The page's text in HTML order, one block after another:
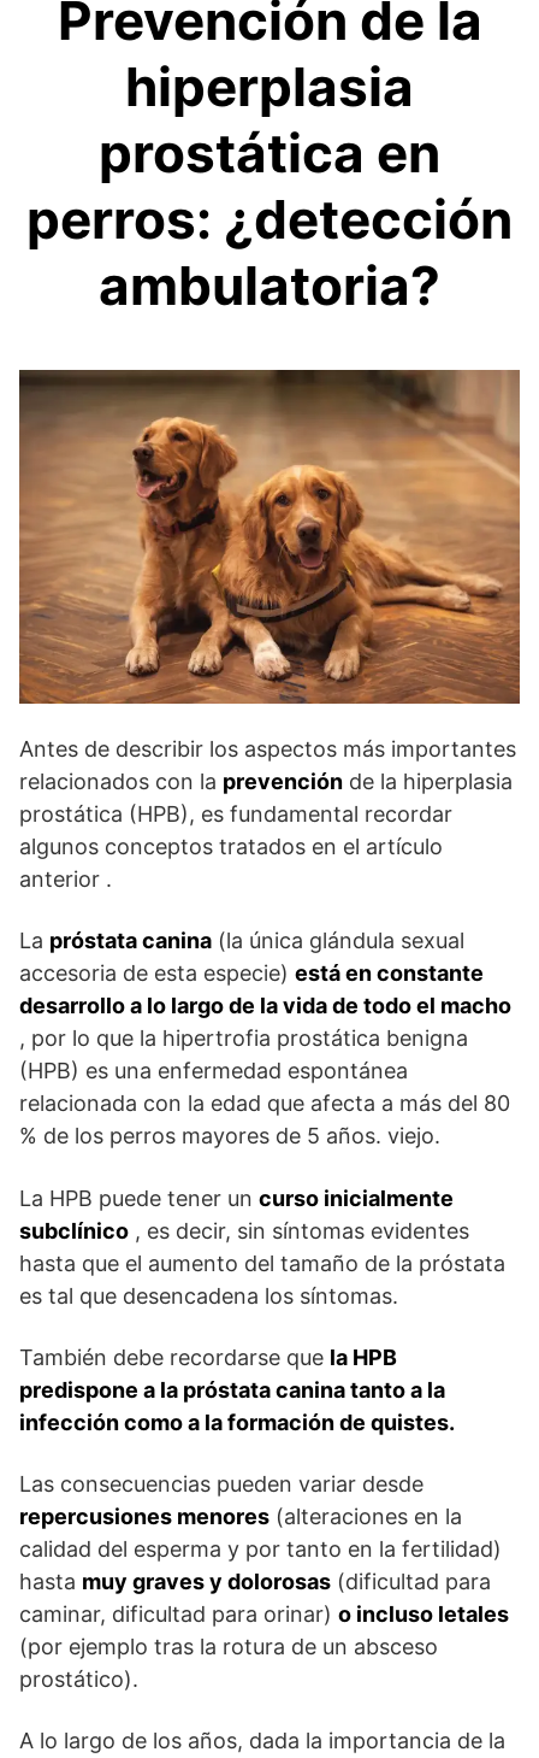
Prevención de la
hiperplasia
prostática en
perros: ¿detección
ambulatoria?
Antes de describir los aspectos más importantes
relacionados con la prevención de la hiperplasia
prostática (HPB), es fundamental recordar
algunos conceptos tratados en el artículo
anterior .
La próstata canina (la única glándula sexual
accesoria de esta especie) está en constante
desarrollo a lo largo de la vida de todo el macho
, por lo que la hipertrofia prostática benigna
(HPB) es una enfermedad espontánea
relacionada con la edad que afecta a más del 80
% de los perros mayores de 5 años. viejo.
La HPB puede tener un curso inicialmente
subclínico , es decir, sin síntomas evidentes
hasta que el aumento del tamaño de la próstata
es tal que desencadena los síntomas.
También debe recordarse que la HPB
predispone a la próstata canina tanto a la
infección como a la formación de quistes.
Las consecuencias pueden variar desde
repercusiones menores (alteraciones en la
calidad del esperma y por tanto en la fertilidad)
hasta muy graves y dolorosas (dificultad para
caminar, dificultad para orinar) o incluso letales
(por ejemplo tras la rotura de un absceso
prostático).
A lo largo de los años, dada la importancia de la